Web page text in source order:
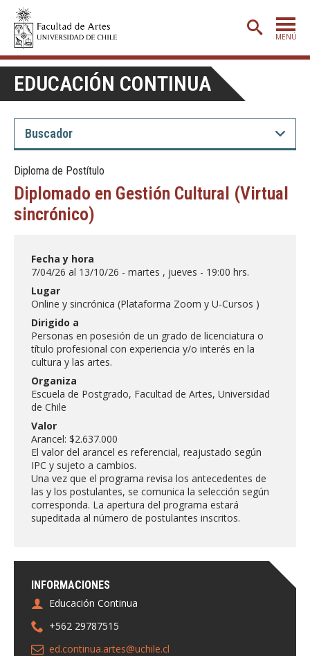
MENÚ
PORTADA
ADMISIÓN
CARRERAS
Estudiantes
Académicas/os
Funcionarias/os
EDUCACIÓN CONTINUA
Diploma de Postítulo
Diplomado en Gestión Cultural (Virtual
sincrónico)
INFORMACIONES
Educación Continua
+562 29787515
ed.continua.artes@uchile.cl
Fecha y hora
7/04/26 al 13/10/26 - martes , jueves - 19:00 hrs.
Lugar
Online y sincrónica (Plataforma Zoom y U-Cursos )
Dirigido a
Personas en posesión de un grado de licenciatura o
título profesional con experiencia y/o interés en la
cultura y las artes.
Organiza
Escuela de Postgrado, Facultad de Artes, Universidad
de Chile
Valor
Arancel: $2.637.000
El valor del arancel es referencial, reajustado según
IPC y sujeto a cambios.
Una vez que el programa revisa los antecedentes de
las y los postulantes, se comunica la selección según
corresponda. La apertura del programa estará
supeditada al número de postulantes inscritos.